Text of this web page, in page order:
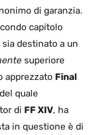
di garanzia.
capitolo
destinato a un
superiore
apprezzato Final
quale
di FF XIV, ha
in questione è di